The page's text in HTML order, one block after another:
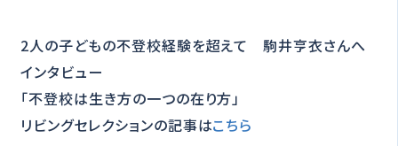
2人の子どもの不登校経験を超えて 駒井亨衣さんへ
インタビュー
「不登校は生き方の一つの在り方」
リビングセレクションの記事はこちら